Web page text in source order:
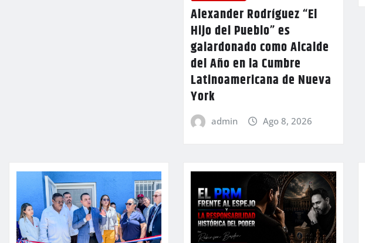
Alexander Rodríguez “El
Hijo del Pueblo” es
galardonado como Alcalde
del Año en la Cumbre
Latinoamericana de Nueva
York
admin Ago 8, 2026